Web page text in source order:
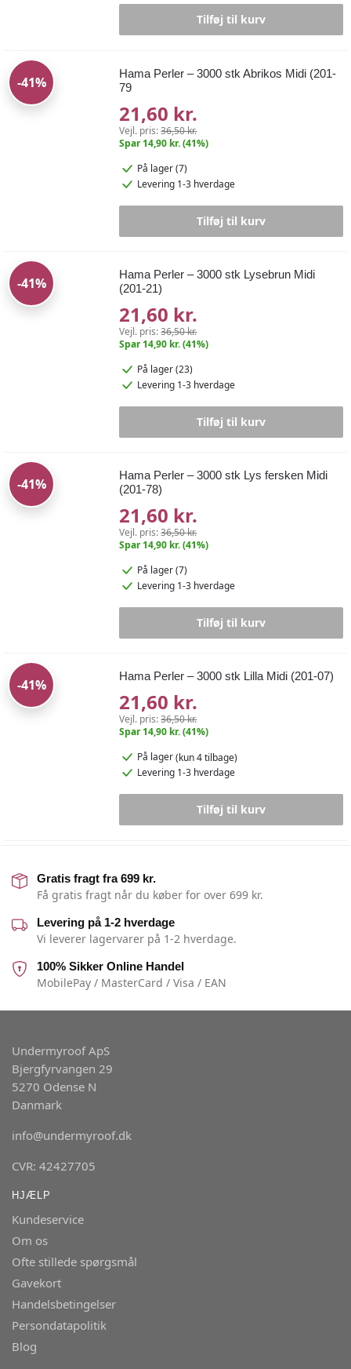
Tilføj til kurv
-41%
Hama Perler – 3000 stk Abrikos Midi (201-
79
21,60 kr.
Vejl. pris:36,50 kr.
Spar 14,90 kr. (41%)
På lager (7)
Levering 1-3 hverdage
Tilføj til kurv
-41%
Hama Perler – 3000 stk Lysebrun Midi
(201-21)
21,60 kr.
Vejl. pris:36,50 kr.
Spar 14,90 kr. (41%)
På lager (23)
Levering 1-3 hverdage
Tilføj til kurv
-41%
Hama Perler – 3000 stk Lys fersken Midi
(201-78)
21,60 kr.
Vejl. pris:36,50 kr.
Spar 14,90 kr. (41%)
På lager (7)
Levering 1-3 hverdage
Tilføj til kurv
-41%
Hama Perler – 3000 stk Lilla Midi (201-07)
21,60 kr.
Vejl. pris:36,50 kr.
Spar 14,90 kr. (41%)
På lager(kun 4 tilbage)
Levering 1-3 hverdage
Tilføj til kurv
Gratis fragt fra 699 kr.
Få gratis fragt når du køber for over 699 kr.
Levering på 1-2 hverdage
Vi leverer lagervarer på 1-2 hverdage.
100% Sikker Online Handel
MobilePay / MasterCard / Visa / EAN
Undermyroof ApS
Bjergfyrvangen 29
5270 Odense N
Danmark
info@undermyroof.dk
CVR: 42427705
HJÆLP
Kundeservice
Om os
Ofte stillede spørgsmål
Gavekort
Handelsbetingelser
Persondatapolitik
Blog